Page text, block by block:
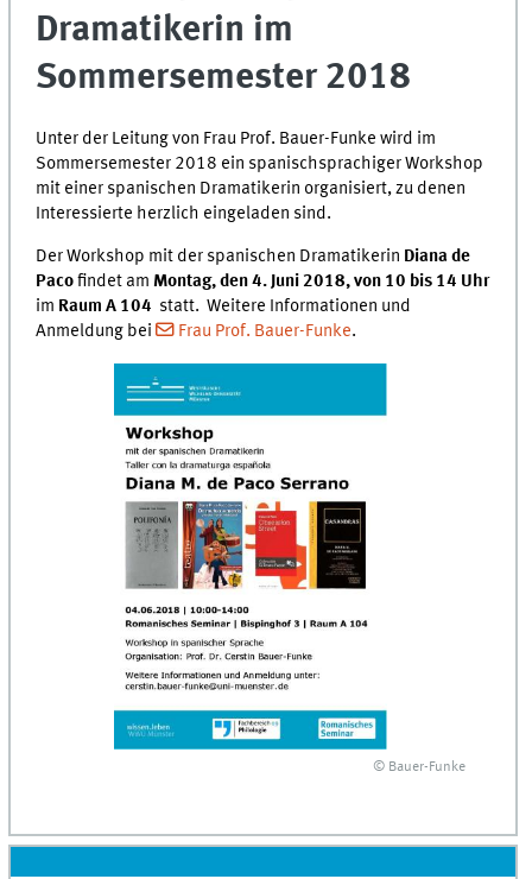
Dramatikerin im
Sommersemester 2018
Unter der Leitung von Frau Prof. Bauer-Funke wird im
Sommersemester 2018 ein spanischsprachiger Workshop
mit einer spanischen Dramatikerin organisiert, zu denen
Interessierte herzlich eingeladen sind.
Der Workshop mit der spanischen Dramatikerin Diana de
Pacofindet amMontag, den 4. Juni 2018, von 10 bis 14 Uhr
im Raum A 104 statt. Weitere Informationen und
Anmeldung bei
Frau Prof. Bauer-Funke.
© Bauer-Funke